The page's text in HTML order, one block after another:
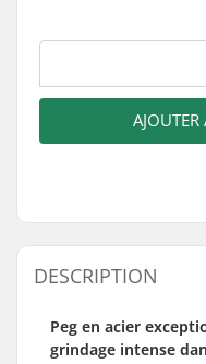
DESCRIPTION
Peg en acier
grindage intense